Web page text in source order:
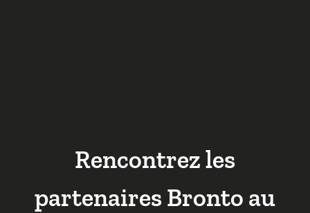
Rencontrez les
partenaires Bronto au